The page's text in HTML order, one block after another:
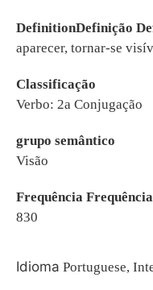
DefinitionDefinição
aparecer, tornar-se
Classificação
Verbo: 2a Conjugação
grupo semântico
Visão
Frequência
830
Idioma Portuguese,